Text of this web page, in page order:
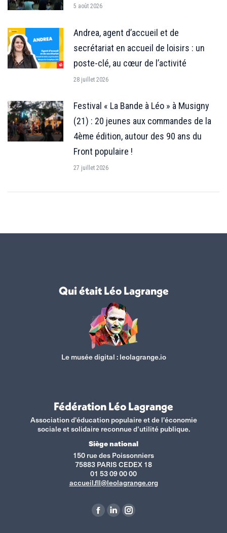
5 août 2026
Andrea, agent d’accueil et de
secrétariat en accueil de loisirs : un
poste-clé, au cœur de l’activité
28 juillet 2026
Festival « La Bande à Léo » à Musigny
(21) : 20 jeunes aux commandes de la
4ème édition, autour des 90 ans du
Front populaire !
27 juillet 2026
Qui était Léo Lagrange
Le musée digital :leolagrange.io
Fédération Léo Lagrange
Association d'éducation populaire et de l'économie
sociale et solidaire reconnue d’utilité publique.
Siège national
150 rue des Poissonniers
75883 PARIS CEDEX 18
01 53 09 00 00
accueil.fll@leolagrange.org
La
La
La